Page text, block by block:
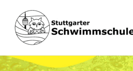
Inhalt
springen